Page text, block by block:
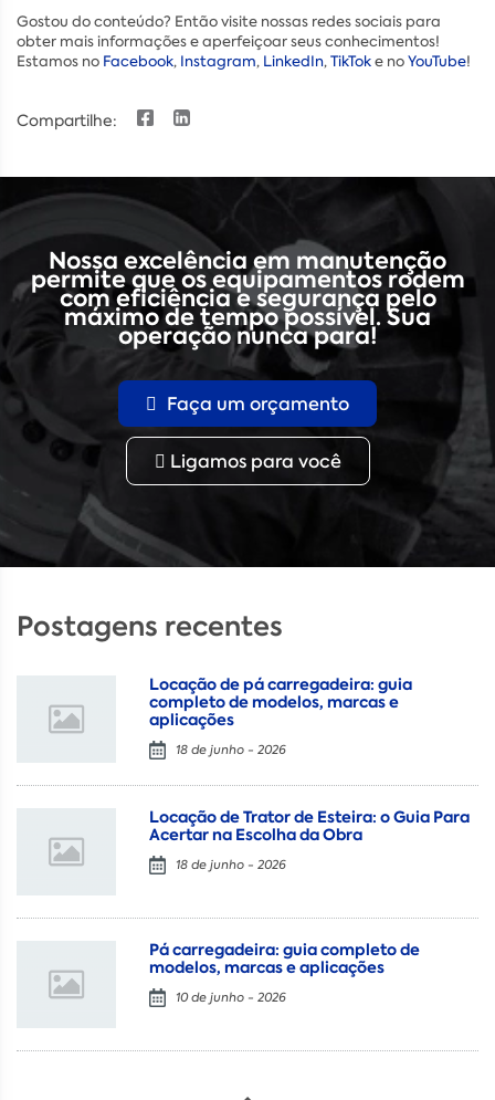
Gostou do conteúdo? Então visite nossas redes sociais para
obter mais informações e aperfeiçoar seus conhecimentos!
Estamos no Facebook, Instagram, LinkedIn,TikToke noYouTube!
Compartilhe:
Nossa excelência em manutenção
permite que os equipamentos rodem
com eficiência e segurança pelo
máximo de tempo possível. Sua
operação nunca para!
Faça um orçamento
Ligamos para você
Postagens recentes
Locação de pá carregadeira: guia
completo de modelos, marcas e
aplicações
18 de junho - 2026
Locação de Trator de Esteira: o Guia Para
Acertar na Escolha da Obra
18 de junho - 2026
Pá carregadeira: guia completo de
modelos, marcas e aplicações
10 de junho - 2026